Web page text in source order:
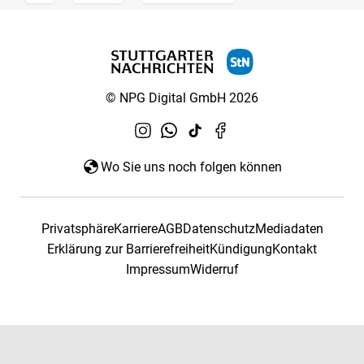
© NPG Digital GmbH 2026
Wo Sie uns noch folgen können
PrivatsphäreKarriereAGBDatenschutzMediadaten
Erklärung zur BarrierefreiheitKündigungKontakt
ImpressumWiderruf